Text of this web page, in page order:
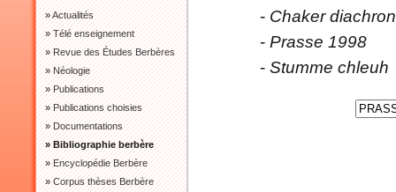
»Actualités
»Télé enseignement
»Revue des Études Berbères
»Néologie
»Publications
»Publications choisies
»Documentations
» Bibliographie berbère
»Encyclopédie Berbère
»Corpus thèses Berbère
- Chaker
- Prasse 1998
- Stumme chleuh